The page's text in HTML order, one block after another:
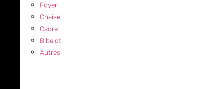
Foyer
Chaise
Cadre
Bibelot
Autres